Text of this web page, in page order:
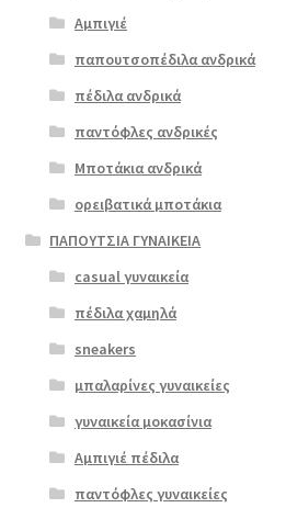
Αμπιγιέ
παπουτσοπέδιλα ανδρικά
πέδιλα ανδρικά
παντόφλες ανδρικές
Μποτάκια ανδρικά
ορειβατικά μποτάκια
ΠΑΠΟΥΤΣΙΑ ΓΥΝΑΙΚΕΙΑ
casual γυναικεία
πέδιλα χαμηλά
sneakers
μπαλαρίνες γυναικείες
γυναικεία μοκασίνια
Αμπιγιέ πέδιλα
παντόφλες γυναικείες